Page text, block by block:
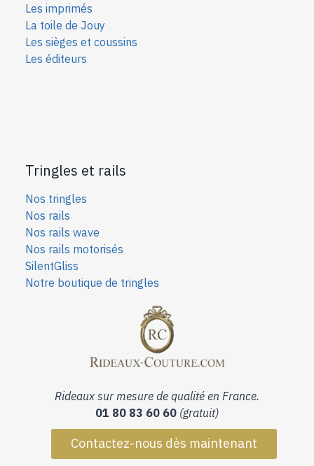
Les imprimés
La toile de Jouy
Les sièges et coussins
Les éditeurs
Tringles et rails
Nos tringles
Nos rails
Nos rails wave
Nos rails motorisés
SilentGliss
Notre boutique de tringles
Rideaux sur mesure de qualité en France.
01 80 83 60 60 (gratuit)
Contactez-nous dès maintenant